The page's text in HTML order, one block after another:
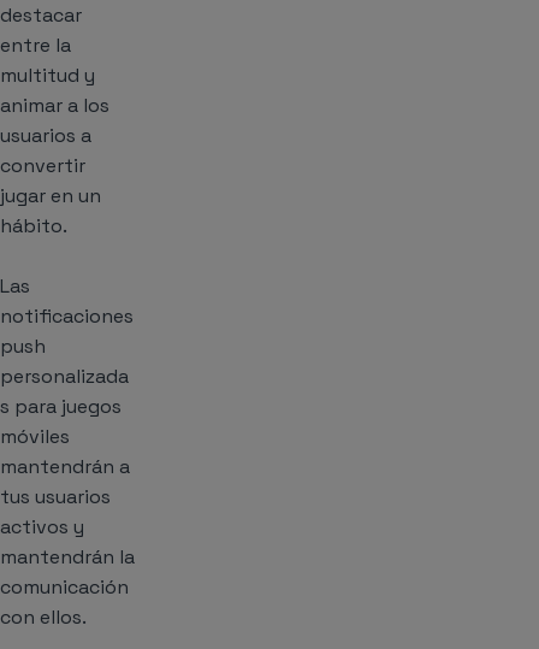
destacar
entre la
multitud y
animar a los
usuarios a
convertir
jugar en un
hábito.
Las
notificaciones
push
personalizada
s para juegos
móviles
mantendrán a
tus usuarios
activos y
mantendrán la
comunicación
con ellos.